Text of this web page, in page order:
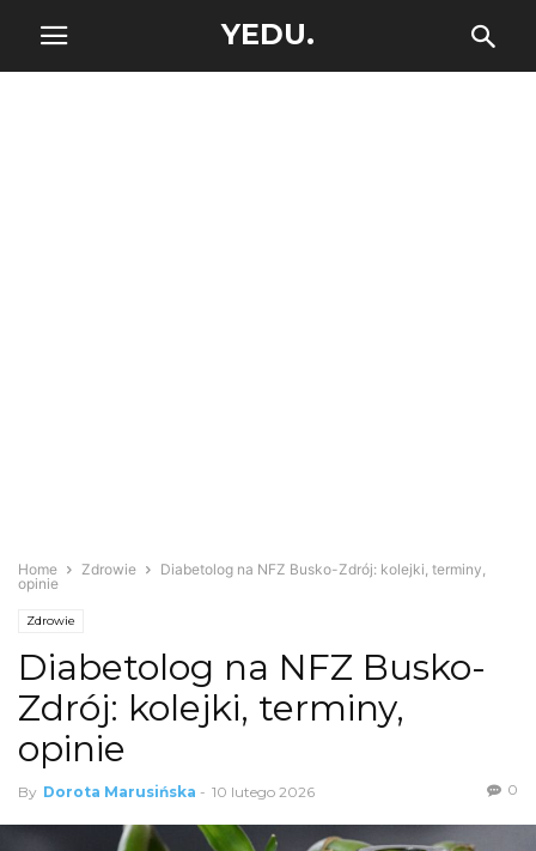
YEDU.
Home Zdrowie
Diabetolog na NFZ Busko-Zdrój: kolejki, terminy,
opinie
Zdrowie
Diabetolog na NFZ Busko-
Zdrój: kolejki, terminy,
opinie
By Dorota Marusińska - 10 lutego 2026 0